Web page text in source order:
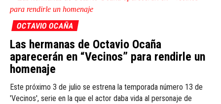
OCTAVIO OCAÑA
Las hermanas de Octavio Ocaña
aparecerán en “Vecinos” para rendirle un
homenaje
Este próximo 3 de julio se estrena la temporada número 13 de
'Vecinos', serie en la que el actor daba vida al personaje de